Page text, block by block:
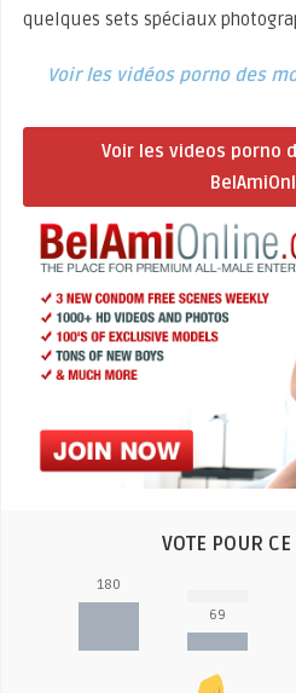
quelques sets spéciaux
Voir les vidéos porno des
Voir les videos porno
VOTE POUR
180
69